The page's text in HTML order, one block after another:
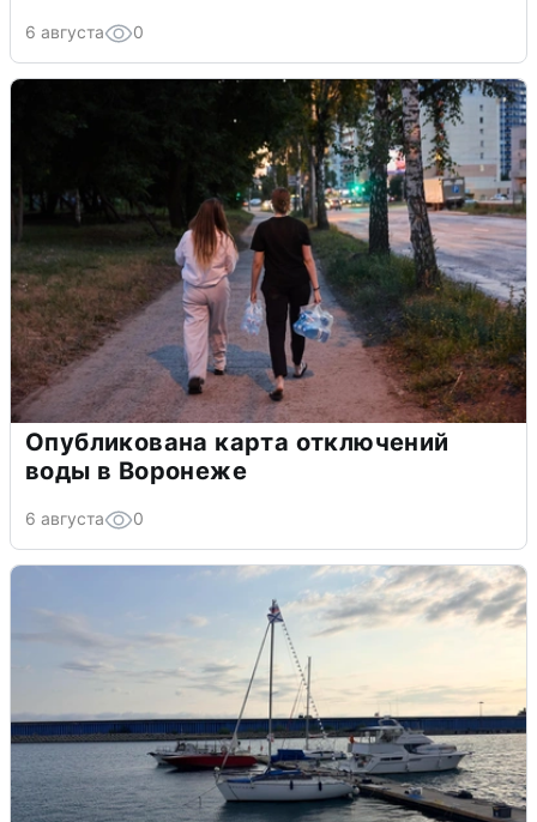
6 августа 0
Опубликована карта отключений
воды в Воронеже
6 августа 0